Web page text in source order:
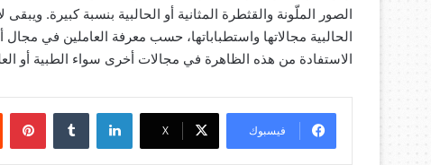
الصور الملّونة والقثطرة المثانية أو الحالبية بنسبة كبيرة.
الحالبية مجالاتها واستطباباتها، حسب معرفة العاملين في مجال
الاستفادة من هذه الظاهرة في مجالات أخرى سواء الطبية أو
فيسبوك ‫X
لينكدإن